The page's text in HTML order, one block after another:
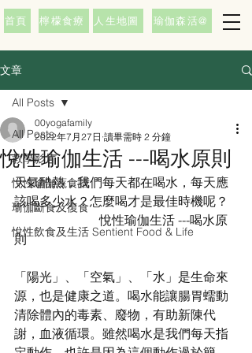
首頁 檸檬食療 人生地圖 瑜伽森活@
文章
All Posts
教學影片
悅性瑜伽蔬食譜
瑜伽斷食及復食
悅性飲食及生活 Sentient Food & Life
All Posts
悅性瑜伽生活 ---喝水原則
00yogafamily
2022年7月27日 讀畢需時 2 分鐘
天氣酷熱，我們每天都在喝水，每天應
該喝多少水？怎麼喝才是最佳時機呢？
                           悅性瑜伽生活 ---喝水原
則
「陽光」、「空氣」、「水」是生命來
源，也是健康之道。喝水能讓腸胃蠕動
清除體內的毒素、廢物，有助新陳代
謝，血液循環。雖然喝水是我們每天指